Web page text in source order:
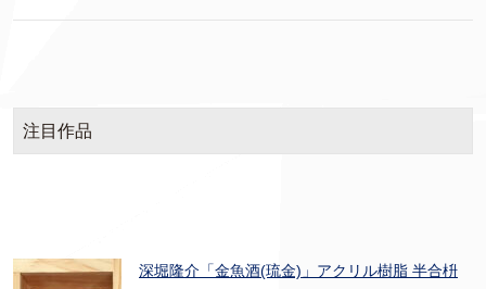
注目作品
深堀隆介「金魚酒(琉金)」アクリル樹脂 半合枡